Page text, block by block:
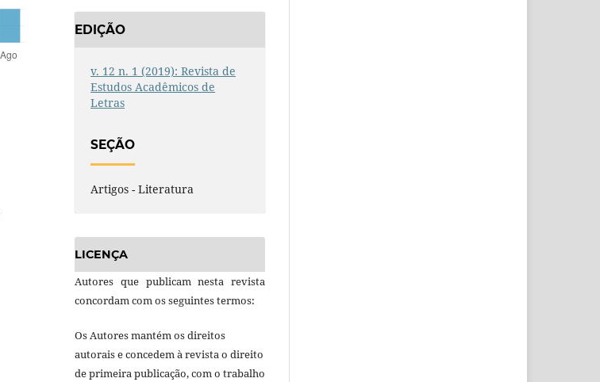
EDIÇÃO
v. 12 n. 1 (2019): Revista de
Estudos Acadêmicos de
Letras
SEÇÃO
Artigos - Literatura
LICENÇA
Autores que publicam nesta revista
concordam com os seguintes termos:
Os Autores mantém os direitos
autorais e concedem à revista o direito
de primeira publicação, com o trabalho